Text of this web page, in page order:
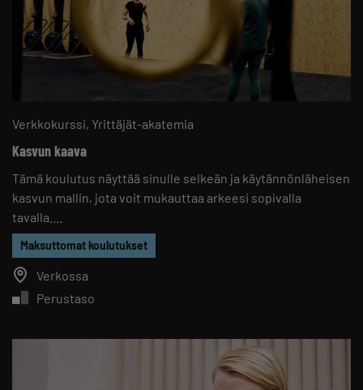
Verkkokurssi Yrittäjät-akatemia
Kasvun kaava
Tämä koulutus näyttää sinulle selkeän ja käytännönläheisen
kasvun mallin, jota voit mukauttaa arkeesi sopivalla
tavalla....
Maksuttomat koulutukset
Verkossa
Perustaso